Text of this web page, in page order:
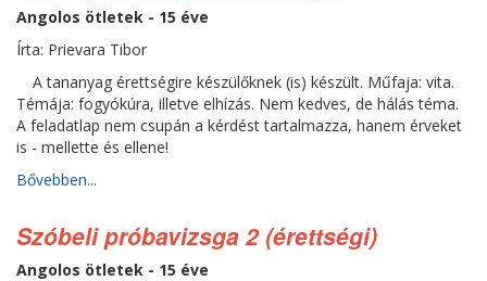
Angolos ötletek - 15 éve
Írta: Prievara Tibor
A tananyag érettségire készülőknek (is) készült. Műfaja: vita.
Témája: fogyókúra, illetve elhízás. Nem kedves, de hálás téma.
A feladatlap nem csupán a kérdést tartalmazza, hanem érveket
is - mellette és ellene!
Bővebben...
Szóbeli próbavizsga 2 (érettségi)
Angolos ötletek - 15 éve